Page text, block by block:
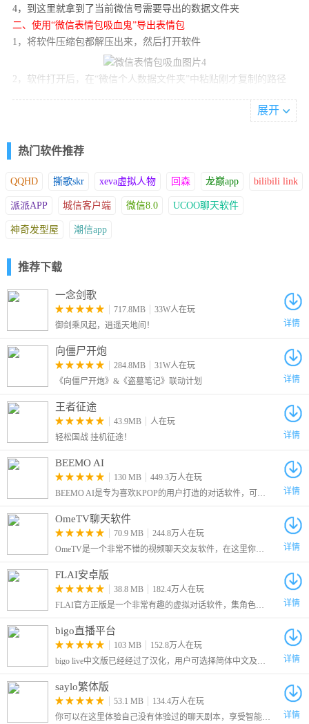
4，到这里就拿到了当前微信号需要导出的数据文件夹
二、使用“微信表情包吸血鬼”导出表情包
1，将软件压缩包都解压出来，然后打开软件
2，软件打开后，在“微信个人数据文件夹”中粘贴刚才复制的路径
大概一分钟的时间，几百个表情包就出来了
4，在保存文件夹里，装满了导出的表情包
5，到这里就搞定了
展开
热门软件推荐
QQHD 撕歌skr xeva虚拟人物 回森 龙巅app bilibili link
派派APP 城信客户端 微信8.0 UCOO聊天软件
神奇发型屋 潮信app
推荐下载
一念剑歌
717.8MB
33W人在玩
御剑乘风起，逍遥天地间！
详情
向僵尸开炮
284.8MB
31W人在玩
《向僵尸开炮》&《盗墓笔记》联动计划
详情
王者征途
43.9MB
人在玩
轻松国战 挂机征途！
详情
BEEMO AI
130 MB
449.3万人在玩
BEEMO AI是专为喜欢KPOP的用户打造的对话软件，可以生成各种不同OC，创建你喜欢的AI角色，与ta进行聊天和对话
详情
OmeTV聊天软件
70.9 MB
244.8万人在玩
OmeTV是一个非常不错的视频聊天交友软件，在这里你可以随机匹配到全球各地的网友，让你们开始一段视频聊天。
详情
FLAI安卓版
38.8 MB
182.4万人在玩
FLAI官方正版是一个非常有趣的虚拟对话软件，集角色扮演、情景制作、人设设置还有虚拟互交等功能为一体，聊天过程支持文本和语音输入，用户还可设置专属角色
详情
bigo直播平台
103 MB
152.8万人在玩
bigo live中文版已经经过了汉化，用户可选择简体中文及繁体中文两种界面，拥有海量主播可在线互动，包含游戏直播及舞蹈唱歌等各种类型。
详情
saylo繁体版
53.1 MB
134.4万人在玩
你可以在这里体验自己没有体验过的聊天剧本，享受智能模型带给你的话剧，软件会根据你的描述内容自动生成回复，回复内容会完全贴合角色本身，喜欢话剧表演和AI互动的小伙伴们，千万不要错过哦！
详情